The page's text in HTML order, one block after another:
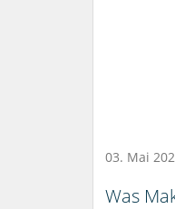
03. Mai
Was